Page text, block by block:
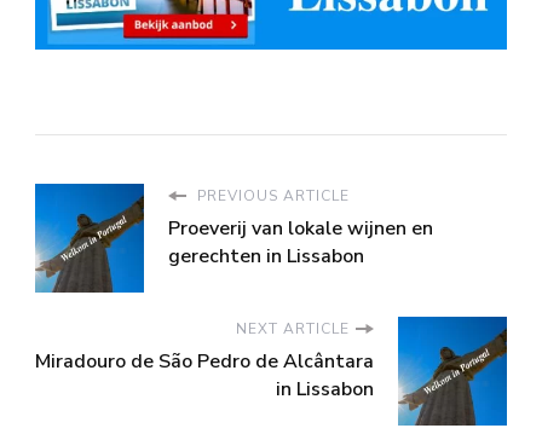
PREVIOUS ARTICLE
Proeverij van lokale wijnen en
gerechten in Lissabon
NEXT ARTICLE
Miradouro de São Pedro de Alcântara
in Lissabon